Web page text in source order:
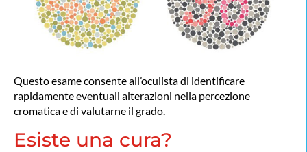
Questo esame consente all’oculista di identificare
rapidamente eventuali alterazioni nella percezione
cromatica e di valutarne il grado.
Esiste una cura?